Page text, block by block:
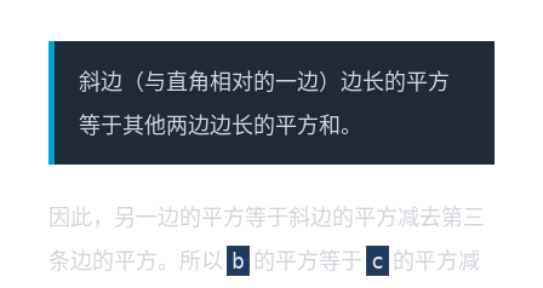
斜边（与直角相对的一边）边长的平方
等于其他两边边长的平方和。
因此，另一边的平方等于斜边的平方减去第三
条边的平方。所以 b 的平方等于 c 的平方减